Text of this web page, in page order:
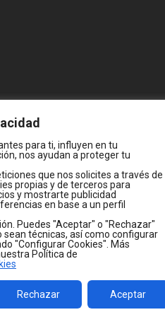
para ti, influyen en tu
nos ayudan a proteger tu
que nos solicites a través de
propias y de terceros para
y mostrarte publicidad
en base a un perfil
Puedes "Aceptar" o "Rechazar"
sean técnicas, así como configurar
"Configurar Cookies". Más
Política de
Rechazar Aceptar
— MADE WITH